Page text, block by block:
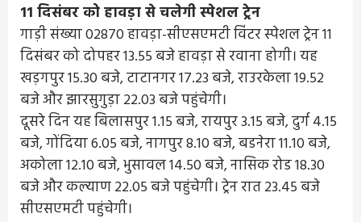
11 दिसंबर को हावड़ा से चलेगी स्पेशल ट्रेन
गाड़ी संख्या 02870 हावड़ा-सीएसएमटी विंटर स्पेशल ट्रेन 11
दिसंबर को दोपहर 13.55 बजे हावड़ा से रवाना होगी। यह
खड़गपुर 15.30 बजे, टाटानगर 17.23 बजे, राउरकेला 19.52
बजे और झारसुगुड़ा 22.03 बजे पहुंचेगी।
दूसरे दिन यह बिलासपुर 1.15 बजे, रायपुर 3.15 बजे, दुर्ग 4.15
बजे, गोंदिया 6.05 बजे, नागपुर 8.10 बजे, बडनेरा 11.10 बजे,
अकोला 12.10 बजे, भुसावल 14.50 बजे, नासिक रोड 18.30
बजे और कल्याण 22.05 बजे पहुंचेगी। ट्रेन रात 23.45 बजे
सीएसएमटी पहुंचेगी।